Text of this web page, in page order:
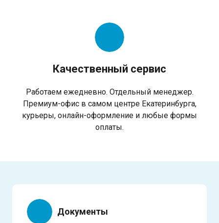
Качественный сервис
Работаем ежедневно. Отдельный менеджер.
Премиум-офис в самом центре Екатеринбурга,
курьеры, онлайн-оформление и любые формы
оплаты.
Документы